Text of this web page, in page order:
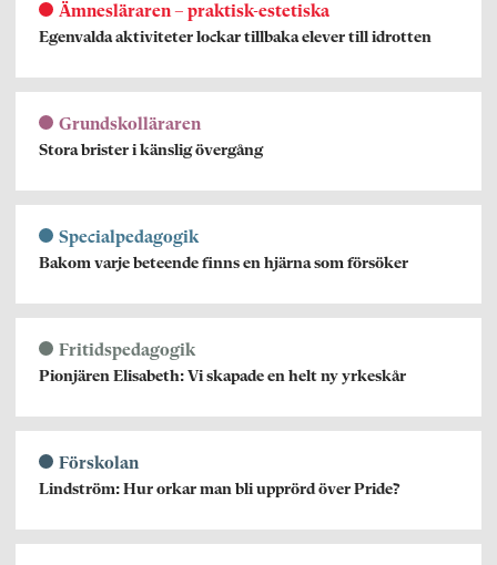
Ämnesläraren – praktisk-estetiska
Egenvalda aktiviteter lockar tillbaka elever till idrotten
Grundskolläraren
Stora brister i känslig övergång
Specialpedagogik
Bakom varje beteende finns en hjärna som försöker
Fritidspedagogik
Pionjären Elisabeth: Vi skapade en helt ny yrkeskår
Förskolan
Lindström: Hur orkar man bli upprörd över Pride?